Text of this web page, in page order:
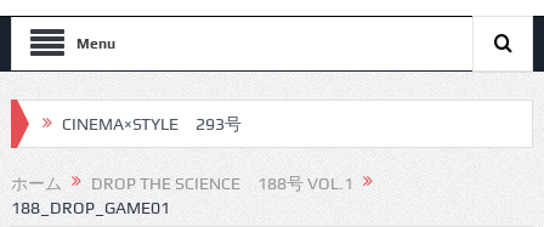
Menu
CINEMA×STYLE 293号
CINEMA×STYLE 292号
CINEMA×STYLE 291号
ホーム
DROP THE SCIENCE 188号 VOL.1
188_DROP_GAME01